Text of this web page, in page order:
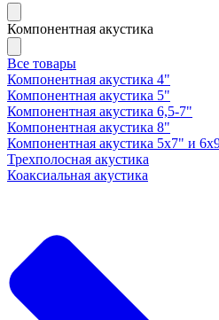
Компонентная акустика
Все товары
Компонентная акустика 4"
Компонентная акустика 5"
Компонентная акустика 6,5-7"
Компонентная акустика 8"
Компонентная акустика 5х7" и
Трехполосная акустика
Коаксиальная акустика